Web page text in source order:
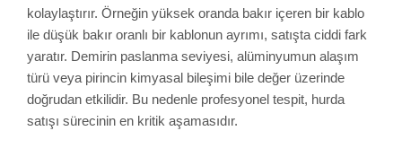
kolaylaştırır. Örneğin yüksek oranda bakır içeren bir kablo
ile düşük bakır oranlı bir kablonun ayrımı, satışta ciddi fark
yaratır. Demirin paslanma seviyesi, alüminyumun alaşım
türü veya pirincin kimyasal bileşimi bile değer üzerinde
doğrudan etkilidir. Bu nedenle profesyonel tespit, hurda
satışı sürecinin en kritik aşamasıdır.